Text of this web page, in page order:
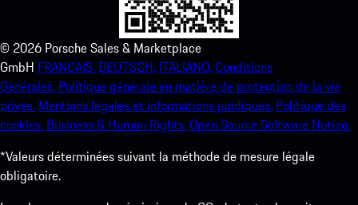
© 2026 Porsche Sales & Marketplace
GmbH FRANCAIS. DEUTSCH. ITALIANO.Conditions
Générales. Politique générale en matière de protection de la vie
privée. Mentions légales et informations juridiques. Politique des
cookies. Business & Human Rights.Open Source Software Notice.
*Valeurs déterminées suivant la méthode de mesure légale
obligatoire.